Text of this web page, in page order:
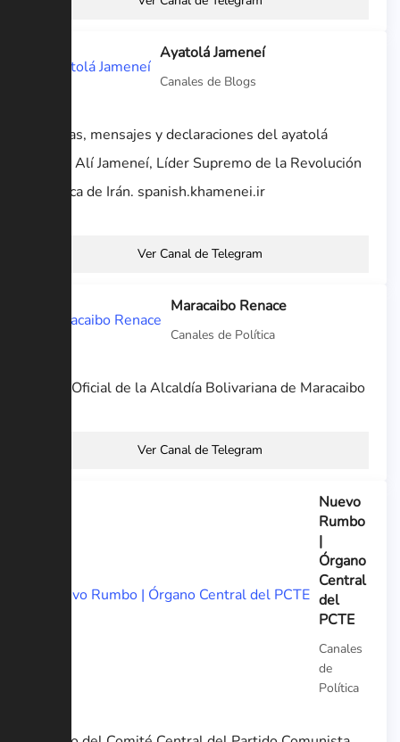
Ayatolá Jameneí
Canales de Blogs
Noticias, mensajes y declaraciones del ayatolá
Seyed Alí Jameneí, Líder Supremo de la Revolución
Islámica de Irán. spanish.khamenei.ir
Ver Canal de Telegram
Maracaibo Renace
Canales de Política
Canal Oficial de la Alcaldía Bolivariana de Maracaibo
Ver Canal de Telegram
Nuevo
Rumbo
|
Órgano
Central
del
PCTE
Canales
de
Política